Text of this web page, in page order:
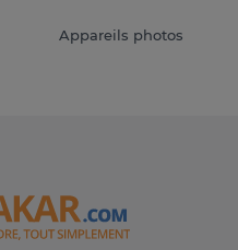
Appareils photos